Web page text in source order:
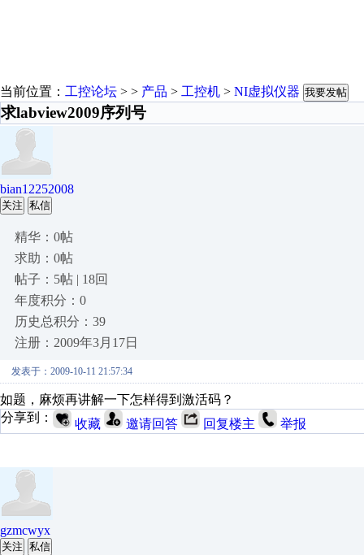
当前位置： 工控论坛 > > 产品 > 工控机 > NI虚拟仪器 我要发帖
求labview2009序列号
bian12252008
关注 私信
精华：0帖
求助：0帖
帖子：5帖 | 18回
年度积分：0
历史总积分：39
注册：2009年3月17日
发表于：2009-10-11 21:57:34
如题，麻烦再讲解一下怎样得到激活码？
分享到：
收藏 邀请回答 回复楼主 举报
gzmcwyx
关注 私信